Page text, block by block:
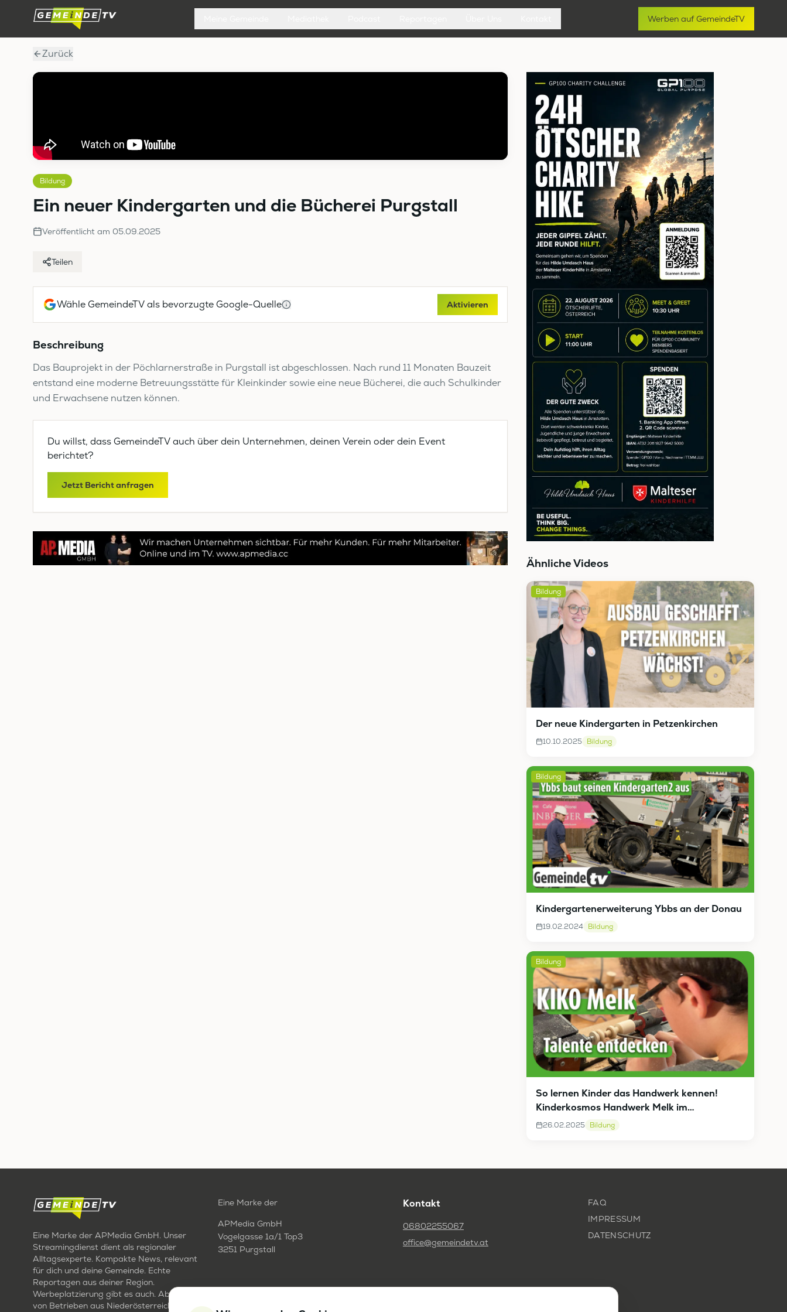
Werben auf GemeindeTV
Zurück
Bildung
Ein neuer Kindergarten und die Bücherei Purgstall
Veröffentlicht am 05.09.2025
Teilen
Wähle GemeindeTV als bevorzugte Google-Quelle Aktivieren
Beschreibung
Das Bauprojekt in der Pöchlarnerstraße in Purgstall ist abgeschlossen. Nach rund 11 Monaten Bauzeit
entstand eine moderne Betreuungsstätte für Kleinkinder sowie eine neue Bücherei, die auch Schulkinder
und Erwachsene nutzen können.
Du willst, dass GemeindeTV auch über dein Unternehmen, deinen Verein oder dein Event
berichtet?
Jetzt Bericht anfragen
Ähnliche Videos
Bildung
Der neue Kindergarten in Petzenkirchen
10.10.2025 Bildung
Bildung
Kindergartenerweiterung Ybbs an der Donau
19.02.2024 Bildung
Bildung
So lernen Kinder das Handwerk kennen!
Kinderkosmos Handwerk Melk im
GemeindeTV Talk!
26.02.2025 Bildung
Eine Marke der APMedia GmbH. Unser
Streamingdienst dient als regionaler
Alltagsexperte. Kompakte News, relevant
für dich und deine Gemeinde. Echte
Reportagen aus deiner Region.
Werbeplatzierung gibt es auch. Aber nur
von Betrieben aus Niederösterreich. Für
Eine Marke der
APMedia GmbH
Vogelgasse 1a/1 Top3
3251 Purgstall
Kontakt
06802255067
office@gemeindetv.at
FAQ
IMPRESSUM
DATENSCHUTZ